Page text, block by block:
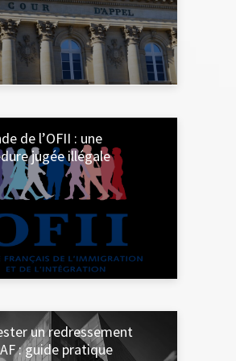
2025
de l’OFII : une
jugée illégale
un redressement
: guide pratique